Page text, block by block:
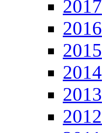
2017
2016
2015
2014
2013
2012